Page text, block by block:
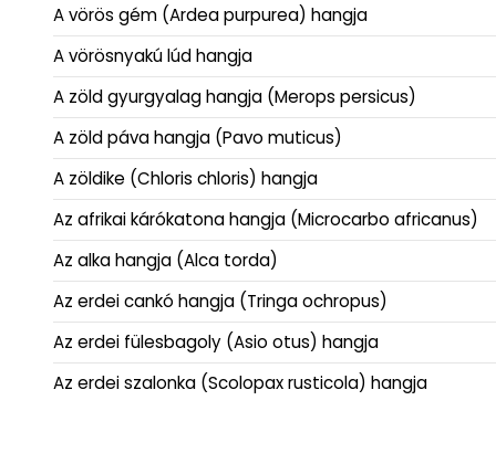
A vörös gém (Ardea purpurea) hangja
A vörösnyakú lúd hangja
A zöld gyurgyalag hangja (Merops persicus)
A zöld páva hangja (Pavo muticus)
A zöldike (Chloris chloris) hangja
Az afrikai kárókatona hangja (Microcarbo africanus)
Az alka hangja (Alca torda)
Az erdei cankó hangja (Tringa ochropus)
Az erdei fülesbagoly (Asio otus) hangja
Az erdei szalonka (Scolopax rusticola) hangja